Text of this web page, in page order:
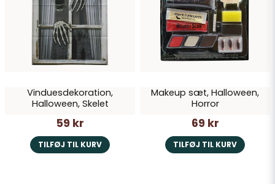
Vinduesdekoration,
Halloween, Skelet
59 kr
TILFØJ TIL KURV
Makeup sæt, Halloween,
Horror
69 kr
TILFØJ TIL KURV